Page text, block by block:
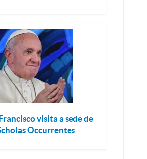
visita a sede de
Occurrentes